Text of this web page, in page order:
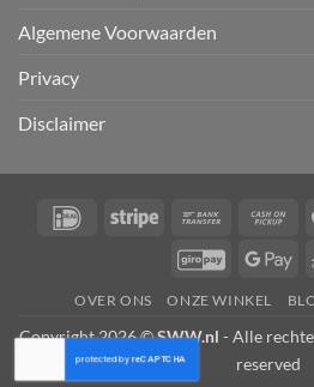
Algemene Voorwaarden
Privacy
Disclaimer
IDeal Stripe
Bank
GiroPay
OVER ONS ONZE WINKEL
Copyright 2026 ©SWW.nl - Alle
reserved